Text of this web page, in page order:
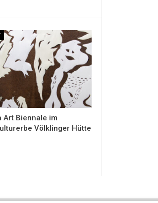
Art Biennale im
Völklinger Hütte